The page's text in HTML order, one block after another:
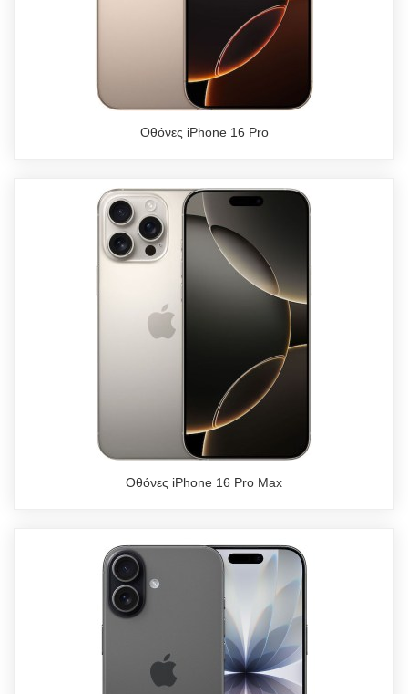
Οθόνες iPhone 16 Pro
Οθόνες iPhone 16 Pro Max